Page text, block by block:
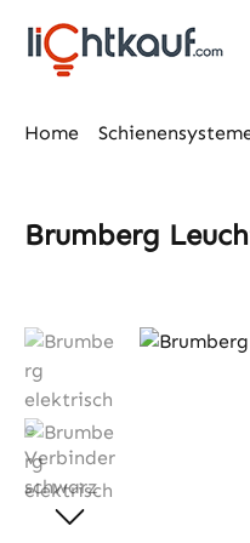
Hauptinhalt springen
Zur Suche springen
Zur Hauptnavigation
Home
Brumberg
Bildergalerie